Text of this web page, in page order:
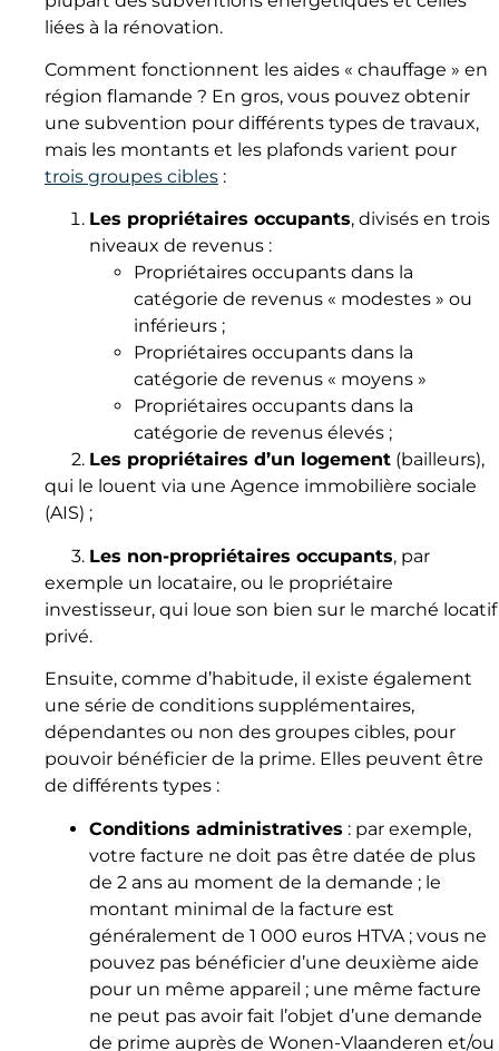
liées à la rénovation.
Comment fonctionnent les aides « chauffage » en
région flamande ? En gros, vous pouvez obtenir
une subvention pour différents types de travaux,
mais les montants et les plafonds varient pour
trois groupes cibles :
Les propriétaires occupants, divisés en trois
niveaux de revenus :
Propriétaires occupants dans la
catégorie de revenus « modestes » ou
inférieurs ;
Propriétaires occupants dans la
catégorie de revenus « moyens »
Propriétaires occupants dans la
catégorie de revenus élevés ;
2. Les propriétaires d’un logement (bailleurs),
qui le louent via une Agence immobilière sociale
(AIS) ;
3. Les non-propriétaires occupants, par
exemple un locataire, ou le propriétaire
investisseur, qui loue son bien sur le marché locatif
privé.
Ensuite, comme d’habitude, il existe également
une série de conditions supplémentaires,
dépendantes ou non des groupes cibles, pour
pouvoir bénéficier de la prime. Elles peuvent être
de différents types :
Conditions administratives : par exemple,
votre facture ne doit pas être datée de plus
de 2 ans au moment de la demande ; le
montant minimal de la facture est
généralement de 1 000 euros HTVA ; vous ne
pouvez pas bénéficier d’une deuxième aide
pour un même appareil ; une même facture
ne peut pas avoir fait l’objet d’une demande
de prime auprès de Wonen-Vlaanderen et/ou